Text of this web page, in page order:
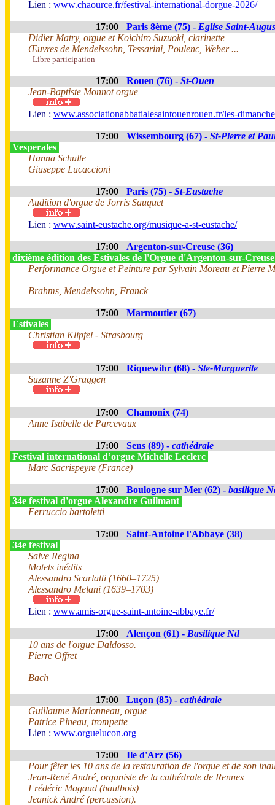
Lien : www.chaource.fr/festival-international-dorgue-2026/
17:00 Paris 8ème (75) - Eglise Saint-
Didier Matry, orgue et Koichiro Suzuoki, clarinette
Œuvres de Mendelssohn, Tessarini, Poulenc, Weber ...
- Libre participation
17:00 Rouen (76) - St-Ouen
Jean-Baptiste Monnot orgue
Lien : www.associationabbatialesaintouenrouen.fr/les-
17:00 Wissembourg (67) - St-Pierre et
Vesperales
Hanna Schulte
Giuseppe Lucaccioni
17:00 Paris (75) - St-Eustache
Audition d'orgue de Jorris Sauquet
Lien : www.saint-eustache.org/musique-a-st-eustache/
17:00
Argenton-sur-Creuse (36)
dixième édition des Estivales de l'Orgue d'Argenton-sur-
Performance Orgue et Peinture par Sylvain Moreau et Pierre
Brahms, Mendelssohn, Franck
17:00
Marmoutier (67)
Estivales
Christian Klipfel - Strasbourg
17:00 Riquewihr (68) - Ste-Marguerite
Suzanne Z'Graggen
17:00
Chamonix (74)
Anne Isabelle de Parcevaux
17:00 Sens (89) - cathédrale
Festival international d’orgue Michelle Leclerc
Marc Sacrispeyre (France)
17:00 Boulogne sur Mer (62) - basilique
34e festival d'orgue Alexandre Guilmant
Ferruccio bartoletti
17:00
Saint-Antoine l'Abbaye (38)
34e festival
Salve Regina
Motets inédits
Alessandro Scarlatti (1660–1725)
Alessandro Melani (1639–1703)
Lien : www.amis-orgue-saint-antoine-abbaye.fr/
17:00 Alençon (61) - Basilique Nd
10 ans de l'orgue Daldosso.
Pierre Offret
Bach
17:00 Luçon (85) - cathédrale
Guillaume Marionneau, orgue
Patrice Pineau, trompette
Lien : www.orguelucon.org
17:00
Ile d'Arz (56)
Pour fêter les 10 ans de la restauration de l'orgue et de son
Jean-René André, organiste de la cathédrale de Rennes
Frédéric Magaud (hautbois)
Jeanick André (percussion).